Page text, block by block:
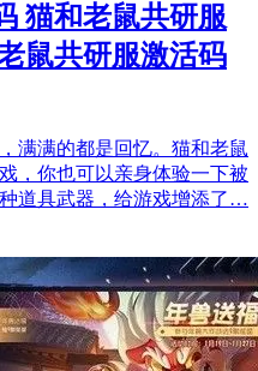
猫和老鼠共研服
鼠共研服激活码
满满的都是回忆。猫和老鼠
，你也可以亲身体验一下被
道具武器，给游戏增添了…